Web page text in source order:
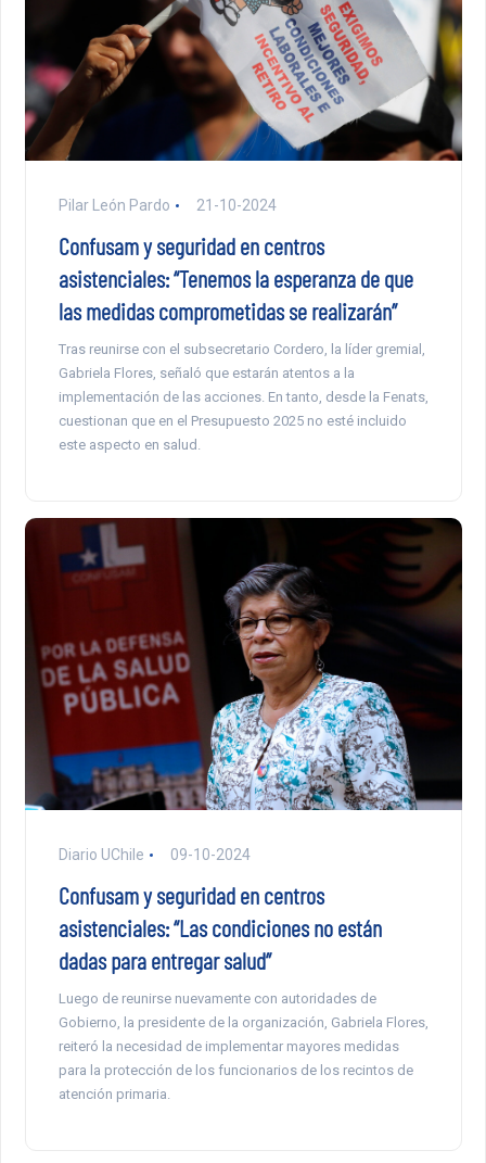
Pilar León Pardo 21-10-2024
Confusam y seguridad en centros
asistenciales: “Tenemos la esperanza de que
las medidas comprometidas se realizarán”
Tras reunirse con el subsecretario Cordero, la líder gremial,
Gabriela Flores, señaló que estarán atentos a la
implementación de las acciones. En tanto, desde la Fenats,
cuestionan que en el Presupuesto 2025 no esté incluido
este aspecto en salud.
Diario UChile 09-10-2024
Confusam y seguridad en centros
asistenciales: “Las condiciones no están
dadas para entregar salud”
Luego de reunirse nuevamente con autoridades de
Gobierno, la presidente de la organización, Gabriela Flores,
reiteró la necesidad de implementar mayores medidas
para la protección de los funcionarios de los recintos de
atención primaria.